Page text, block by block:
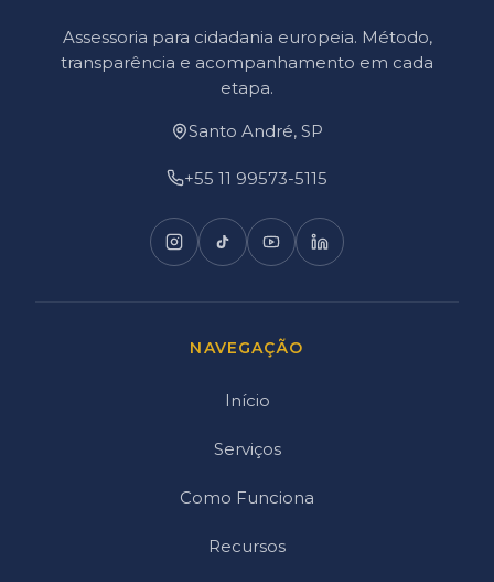
Assessoria para cidadania europeia. Método,
transparência e acompanhamento em cada
etapa.
Santo André, SP
+55 11 99573-5115
NAVEGAÇÃO
Início
Serviços
Como Funciona
Recursos